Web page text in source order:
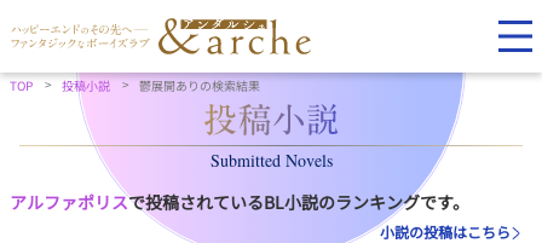
TOP 投稿小説 鬱展開ありの検索結果
Submitted Novels
アルファポリスで投稿されているBL小説のランキングです。
小説の投稿はこちら